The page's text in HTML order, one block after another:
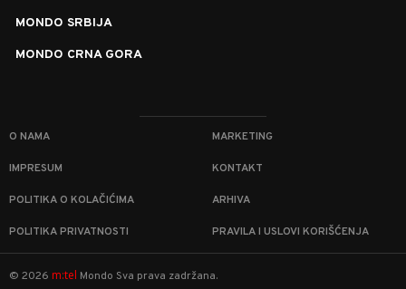
MONDO SRBIJA
MONDO CRNA GORA
O NAMA MARKETING
IMPRESUM KONTAKT
POLITIKA O KOLAČIĆIMA ARHIVA
POLITIKA PRIVATNOSTI PRAVILA I USLOVI KORIŠĆENJA
© 2026 m:tel Mondo Sva prava zadržana.